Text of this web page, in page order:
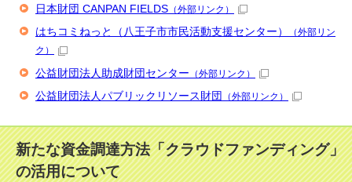
日本財団 CANPAN FIELDS （外部リンク）
はちコミねっと（八王子市市民活動支援センター） （外部リン
ク）
公益財団法人助成財団センター （外部リンク）
公益財団法人パブリックリソース財団 （外部リンク）
新たな資金調達方法「クラウドファンディング」
の活用について